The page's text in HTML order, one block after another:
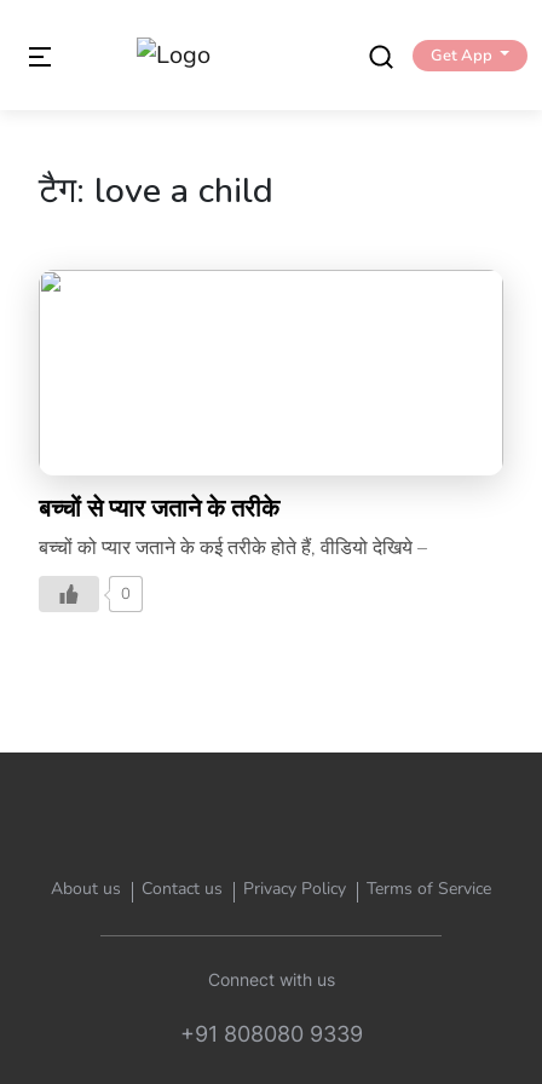
Get App
टैग: love a child
बच्चों से प्यार जताने के तरीके
बच्चों को प्यार जताने के कई तरीके होते हैं, वीडियो देखिये –
0
About us Contact us Privacy Policy Terms of Service
Connect with us
+91 808080 9339